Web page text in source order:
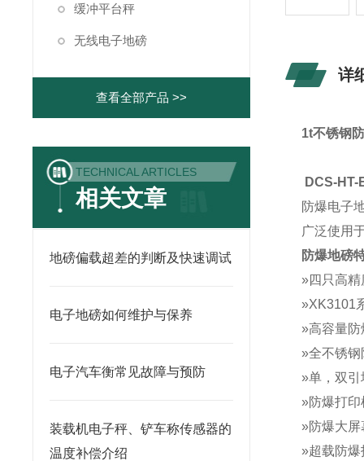
缓冲平台秤
无线电子地磅
查看全部产品 >>
TECHNICAL ARTICLES
相关文章
地磅偏载超差的判断及快速调试
电子地磅如何维护与保养
电子汽车衡常见故障与预防
装载机电子秤、铲车称传感器的
温度补偿介绍
详
1t不锈钢
DCS-
防爆电子
广泛使用
防爆地磅
»四只高
»XK3101
»高容量
»全不锈
»单，双引
»防爆打印
»防爆大
»超载防